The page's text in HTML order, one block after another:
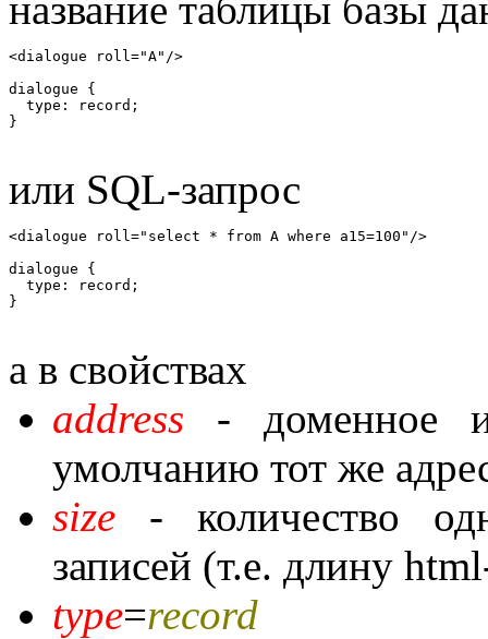
<dialogue roll="A"/>
dialogue {
  type: record;
или SQL-запрос
<dialogue roll="select * from A where a15=100"/>
dialogue {
  type: record;
а в свойствах
address - доменное
умолчанию тот же
size - количество
записей (т.е. длину
type=record